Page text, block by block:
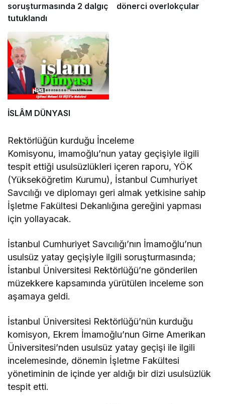
soruşturmasında 2 dalgıç
tutuklandı
dönerci overlokçular
İSLÂM DÜNYASI
Rektörlüğün kurduğu İnceleme
Komisyonu, imamoğlu’nun yatay geçişiyle ilgili
tespit ettiği usulsüzlükleri içeren raporu, YÖK
(Yükseköğretim Kurumu), İstanbul Cumhuriyet
Savcılığı ve diplomayı geri almak yetkisine sahip
İşletme Fakültesi Dekanlığına gereğini yapması
için yollayacak.
İstanbul Cumhuriyet Savcılığı’nın İmamoğlu’nun
usulsüz yatay geçişiyle ilgili soruşturmasında;
İstanbul Üniversitesi Rektörlüğü’ne gönderilen
müzekkere kapsamında yürütülen inceleme son
aşamaya geldi.
İstanbul Üniversitesi Rektörlüğü’nün kurduğu
komisyon, Ekrem İmamoğlu’nun Girne Amerikan
Üniversitesi’nden usulsüz yatay geçişi ile ilgili
incelemesinde, dönemin İşletme Fakültesi
yönetiminin de içinde yer aldığı bir dizi usulsüzlük
tespit etti.